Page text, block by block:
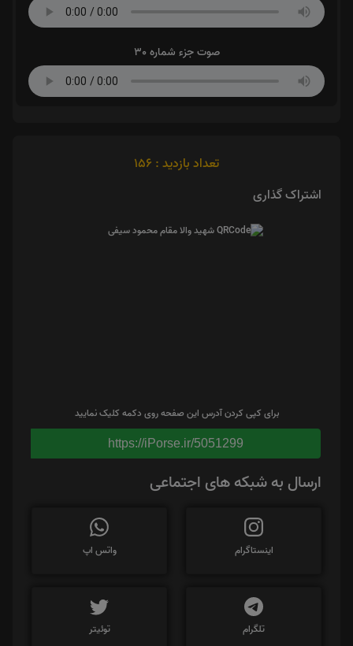
صوت جزء شماره 30
تعداد بازدید : 156
اشتراک گذاری
برای کپی کردن آدرس این صفحه روی دکمه کلیک نمایید
https://iPorse.ir/5051299
ارسال به شبکه های اجتماعی
اینستاگرام واتس اپ
تلگرام توئیتر